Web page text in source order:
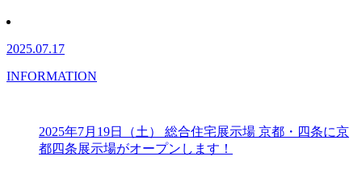
2025.07.17
INFORMATION
2025年7月19日（土） 総合住宅展示場 京都・四条に京
都四条展示場がオープンします！